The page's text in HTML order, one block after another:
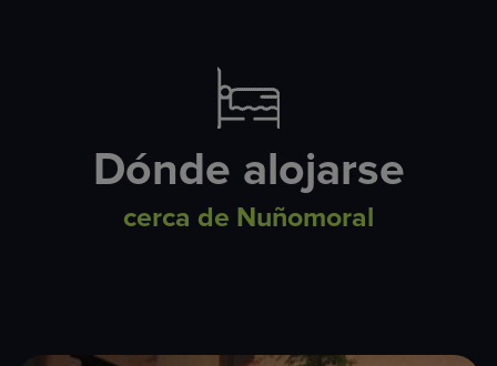
Dónde alojarse
cerca de Nuñomoral